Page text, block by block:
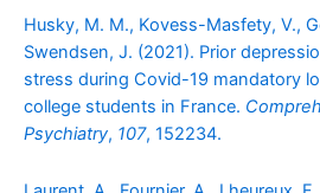
Husky, M. M., Kovess-Masfety, V.,
Swendsen, J. (2021). Prior
stress during Covid-19 mandatory
college students in France.
Psychiatry, 107, 152234.